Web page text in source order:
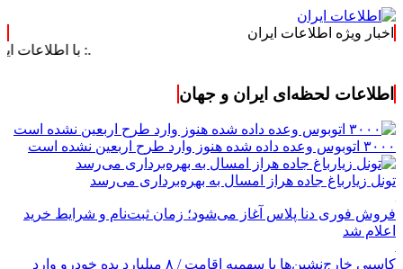
اخبار ویژه اطلاعات ایران
.: با اطلاعات ایران،
اطلاعات لحظه‌ای ایران و جهان
۳۰۰۰ اتوبوس وعده داده شده هنوز وارد طرح اربعین نشده است
تونل زیارباغ جاده هراز امسال به بهره‌برداری می‌رسد
فروش فوری دنا پلاس آغاز می‌شود؛ زمان ثبت‌نام و شرایط خرید
اعلام شد
کاسبی خارج‌نشین‌ها با سهمیه اقامت / ۸ میلیارد بده خودرو وارد